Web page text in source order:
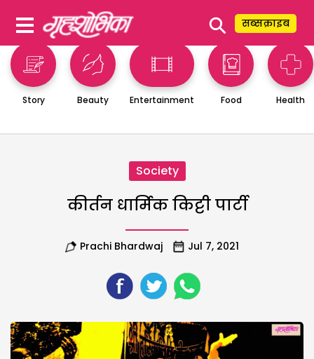
⚲ सब्सक्राइब
Story Beauty Entertainment Food Health
Society
कीर्तन धार्मिक किट्टी पार्टी
Prachi Bhardwaj Jul 7, 2021